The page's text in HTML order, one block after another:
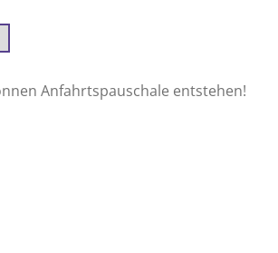
Anfahrtspauschale entstehen!